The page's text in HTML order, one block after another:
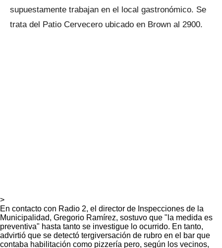
supuestamente trabajan en el local gastronómico. Se
trata del Patio Cervecero ubicado en Brown al 2900.
>
En contacto con Radio 2, el director de Inspecciones de la
Municipalidad, Gregorio Ramírez, sostuvo que "la medida es
preventiva" hasta tanto se investigue lo ocurrido. En tanto,
advirtió que se detectó tergiversación de rubro en el bar que
contaba habilitación como pizzería pero, según los vecinos,